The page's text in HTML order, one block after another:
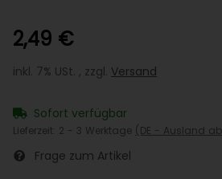
2,49 €
inkl. 7% USt. , zzgl. Versand
Sofort verfügbar
Lieferzeit: 2 - 3 Werktage (DE - Ausland
Frage zum Artikel